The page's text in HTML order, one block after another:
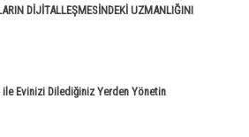
DİJİTALLEŞMESİNDEKİ UZMANLIĞINI
Evinizi Dilediğiniz Yerden Yönetin